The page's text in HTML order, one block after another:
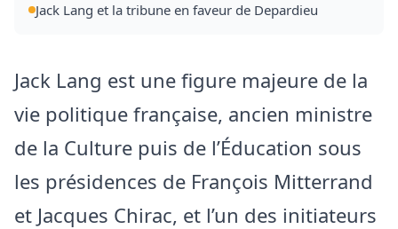
Jack Lang et la tribune en faveur de Depardieu
Jack Lang est une figure majeure de la
vie politique française, ancien ministre
de la Culture puis de l’Éducation sous
les présidences de François Mitterrand
et Jacques Chirac, et l’un des initiateurs